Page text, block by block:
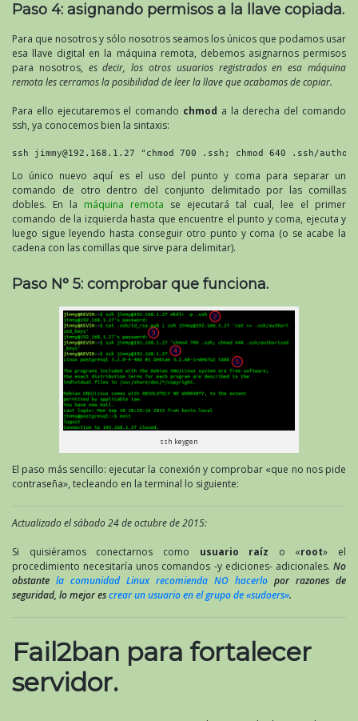
Paso 4: asignando permisos a la llave copiada.
Para que nosotros y sólo nosotros seamos los únicos que podamos usar
esa llave digital en la máquina remota, debemos asignarnos permisos
para nosotros, es decir, los otros usuarios registrados en esa máquina
remota les cerramos la posibilidad de leer la llave que acabamos de copiar.
Para ello ejecutaremos el comando chmod a la derecha del comando
ssh, ya conocemos bien la sintaxis:
ssh jimmy@192.168.1.27 "chmod 700 .ssh; chmod 640 .ssh/
Lo único nuevo aquí es el uso del punto y coma para separar un
comando de otro dentro del conjunto delimitado por las comillas
dobles. En la máquina remota se ejecutará tal cual, lee el primer
comando de la izquierda hasta que encuentre el punto y coma, ejecuta y
luego sigue leyendo hasta conseguir otro punto y coma (o se acabe la
cadena con las comillas que sirve para delimitar).
Paso N° 5: comprobar que funciona.
ssh keygen
El paso más sencillo: ejecutar la conexión y comprobar «que no nos pide
contraseña», tecleando en la terminal lo siguiente:
Actualizado el sábado 24 de octubre de 2015:
Si quisiéramos conectarnos como usuario raíz o «root» el
procedimiento necesitaría unos comandos -y ediciones- adicionales. No
obstante la comunidad Linux recomienda NO hacerlo por razones de
seguridad, lo mejor escrear un usuario en el grupo de «sudoers».
Fail2ban para fortalecer
servidor.